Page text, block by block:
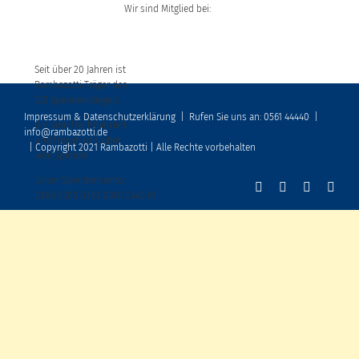
Wir sind Mitglied bei:
Seit über 20 Jahren ist
Rambazotti Träger des
DZI Spenden-Siegels
Wir sind frei finanziert
und freuen uns über
jede Spende!
Unser Spendenkonto:
DE86 5205 0353 0001 2345 61
Impressum & Datenschutzerklärung Rufen Sie uns an: 0561 44440
info@rambazotti.de
| Copyright 2021 Rambazotti | Alle Rechte vorbehalten